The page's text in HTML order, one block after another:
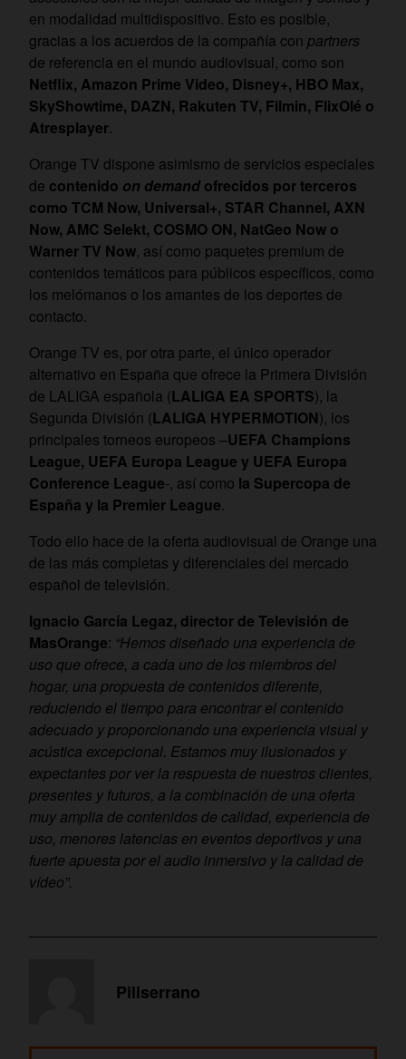
en modalidad multidispositivo. Esto es posible,
gracias a los acuerdos de la compañía con partners
de referencia en el mundo audiovisual, como son
Netflix, Amazon Prime Video, Disney+, HBO Max,
SkyShowtime, DAZN, Rakuten TV, Filmin, FlixOlé o
Atresplayer.
Orange TV dispone asimismo de servicios especiales
de contenido on demand ofrecidos por terceros
como TCM Now, Universal+, STAR Channel, AXN
Now, AMC Selekt, COSMO ON, NatGeo Now o
Warner TV Now, así como paquetes premium de
contenidos temáticos para públicos específicos, como
los melómanos o los amantes de los deportes de
contacto.
Orange TV es, por otra parte, el único operador
alternativo en España que ofrece la Primera División
de LALIGA española (LALIGA EA SPORTS), la
Segunda División (LALIGA HYPERMOTION), los
principales torneos europeos –UEFA Champions
League, UEFA Europa League y UEFA Europa
Conference League-, así como la Supercopa de
España y la Premier League.
Todo ello hace de la oferta audiovisual de Orange una
de las más completas y diferenciales del mercado
español de televisión.
Ignacio García Legaz, director de Televisión de
MasOrange: “Hemos diseñado una experiencia de
uso que ofrece, a cada uno de los miembros del
hogar, una propuesta de contenidos diferente,
reduciendo el tiempo para encontrar el contenido
adecuado y proporcionando una experiencia visual y
acústica excepcional. Estamos muy ilusionados y
expectantes por ver la respuesta de nuestros clientes,
presentes y futuros, a la combinación de una oferta
muy amplia de contenidos de calidad, experiencia de
uso, menores latencias en eventos deportivos y una
fuerte apuesta por el audio inmersivo y la calidad de
vídeo”.
Piliserrano